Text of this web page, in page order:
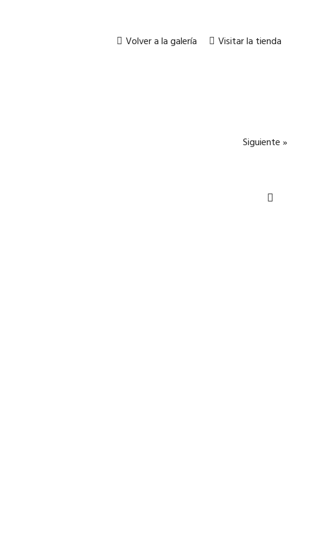
Volver a la galería Visitar la tienda
Siguiente »